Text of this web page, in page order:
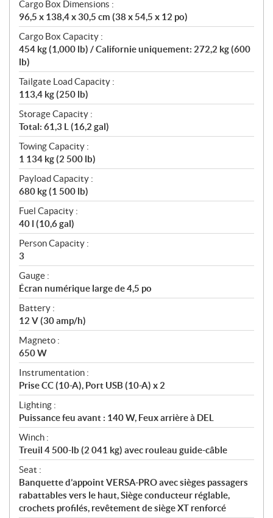
Cargo Box Dimensions :
96,5 x 138,4 x 30,5 cm (38 x 54,5 x 12 po)
Cargo Box Capacity :
454 kg (1,000 lb) / Californie uniquement: 272,2 kg (600
lb)
Tailgate Load Capacity :
113,4 kg (250 lb)
Storage Capacity :
Total: 61,3 L (16,2 gal)
Towing Capacity :
1 134 kg (2 500 lb)
Payload Capacity :
680 kg (1 500 lb)
Fuel Capacity :
40 l (10,6 gal)
Person Capacity :
3
Gauge :
Écran numérique large de 4,5 po
Battery :
12 V (30 amp/h)
Magneto :
650 W
Instrumentation :
Prise CC (10-A), Port USB (10-A) x 2
Lighting :
Puissance feu avant : 140 W, Feux arrière à DEL
Winch :
Treuil 4 500-lb (2 041 kg) avec rouleau guide-câble
Seat :
Banquette d’appoint VERSA-PRO avec sièges passagers
rabattables vers le haut, Siège conducteur réglable,
crochets profilés, revêtement de siège XT renforcé